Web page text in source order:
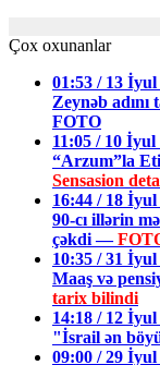
Çox oxunanlar
01:53 / 13 İyul
Zeynəb adını
FOTO
11:05 / 10 İyul
“Arzum”la
Sensasion
16:44 / 18 İyul
90-cı illərin
çəkdi —
10:35 / 31 İyul
Maaş və
tarix bilindi
14:18 / 12 İyul
"İsrail ən
09:00 / 29 İyul